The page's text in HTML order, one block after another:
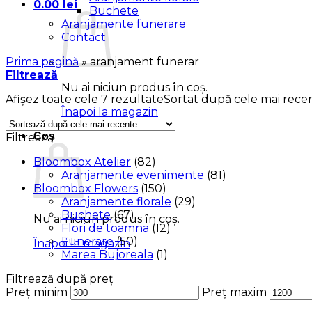
0.00 lei
Nu ai niciun produs în coș.
Înapoi la magazin
Coș
Nu ai niciun produs în coș.
Înapoi la magazin
Buchete
Aranjamente funerare
Contact
Prima pagină » aranjament funerar
Filtrează
Afișez toate cele 7 rezultateSortat după cele mai
Filtrează
Bloombox Atelier (82)
Aranjamente evenimente (81)
Bloombox Flowers (150)
Aranjamente florale (29)
Buchete (67)
Flori de toamna (12)
Funerare (50)
Marea Bujoreala (1)
Filtrează după preț
Preț minim
Preț maxim